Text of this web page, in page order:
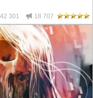
301 18 707